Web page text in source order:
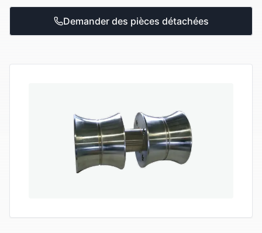
Demander des pièces détachées